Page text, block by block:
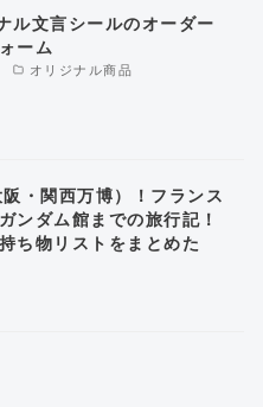
オリジナル商品
文言シールのオーダー
ーム
・関西万博）！フランス
ンダム館までの旅行記！
ち物リストをまとめた